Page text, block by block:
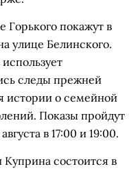
Горького покажут в
улице Белинского.
следы прежней
истории о семейной
Показы пройдут
в 17:00 и 19:00.
Куприна состоится в